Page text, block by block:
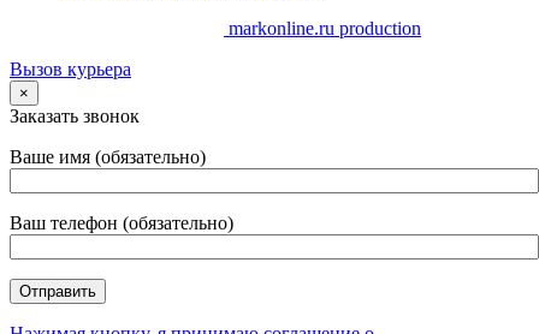
markonline.ru production
Вызов курьера
×
Заказать звонок
Ваше имя (обязательно)
Ваш телефон (обязательно)